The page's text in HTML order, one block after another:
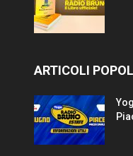
ARTICOLI